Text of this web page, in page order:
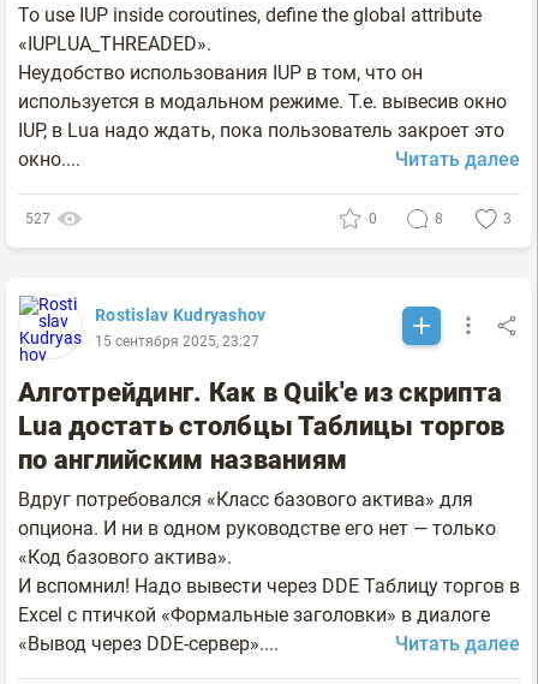
To use IUP inside coroutines, define the global attribute
«IUPLUA_THREADED».
Неудобство использования IUP в том, что он
используется в модальном режиме. Т.е. вывесив окно
IUP, в Lua надо ждать, пока пользователь закроет это
окно....
Читать далее
527 0 8 3
Rostislav Kudryashov
15 сентября 2025, 23:27
Алготрейдинг. Как в Quik'е из скрипта
Lua достать столбцы Таблицы торгов
по английским названиям
Вдруг потребовался «Класс базового актива» для
опциона. И ни в одном руководстве его нет — только
«Код базового актива».
И вспомнил! Надо вывести через DDE Таблицу торгов в
Excel с птичкой «Формальные заголовки» в диалоге
«Вывод через DDE-сервер»....
Читать далее